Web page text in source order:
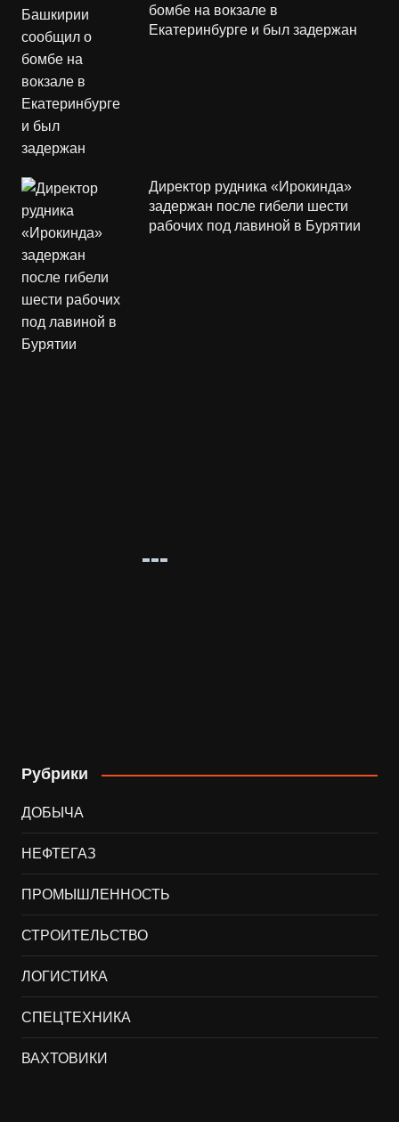
бомбе на вокзале в
Екатеринбурге и был задержан
Директор рудника «Ирокинда»
задержан после гибели шести
рабочих под лавиной в Бурятии
Рубрики
ДОБЫЧА
НЕФТЕГАЗ
ПРОМЫШЛЕННОСТЬ
СТРОИТЕЛЬСТВО
ЛОГИСТИКА
СПЕЦТЕХНИКА
ВАХТОВИКИ